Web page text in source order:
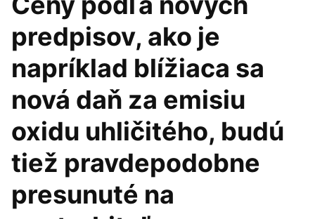
predpisov, ako je
napríklad blížiaca sa
nová daň za emisiu
oxidu uhličitého, budú
tiež pravdepodobne
presunuté na